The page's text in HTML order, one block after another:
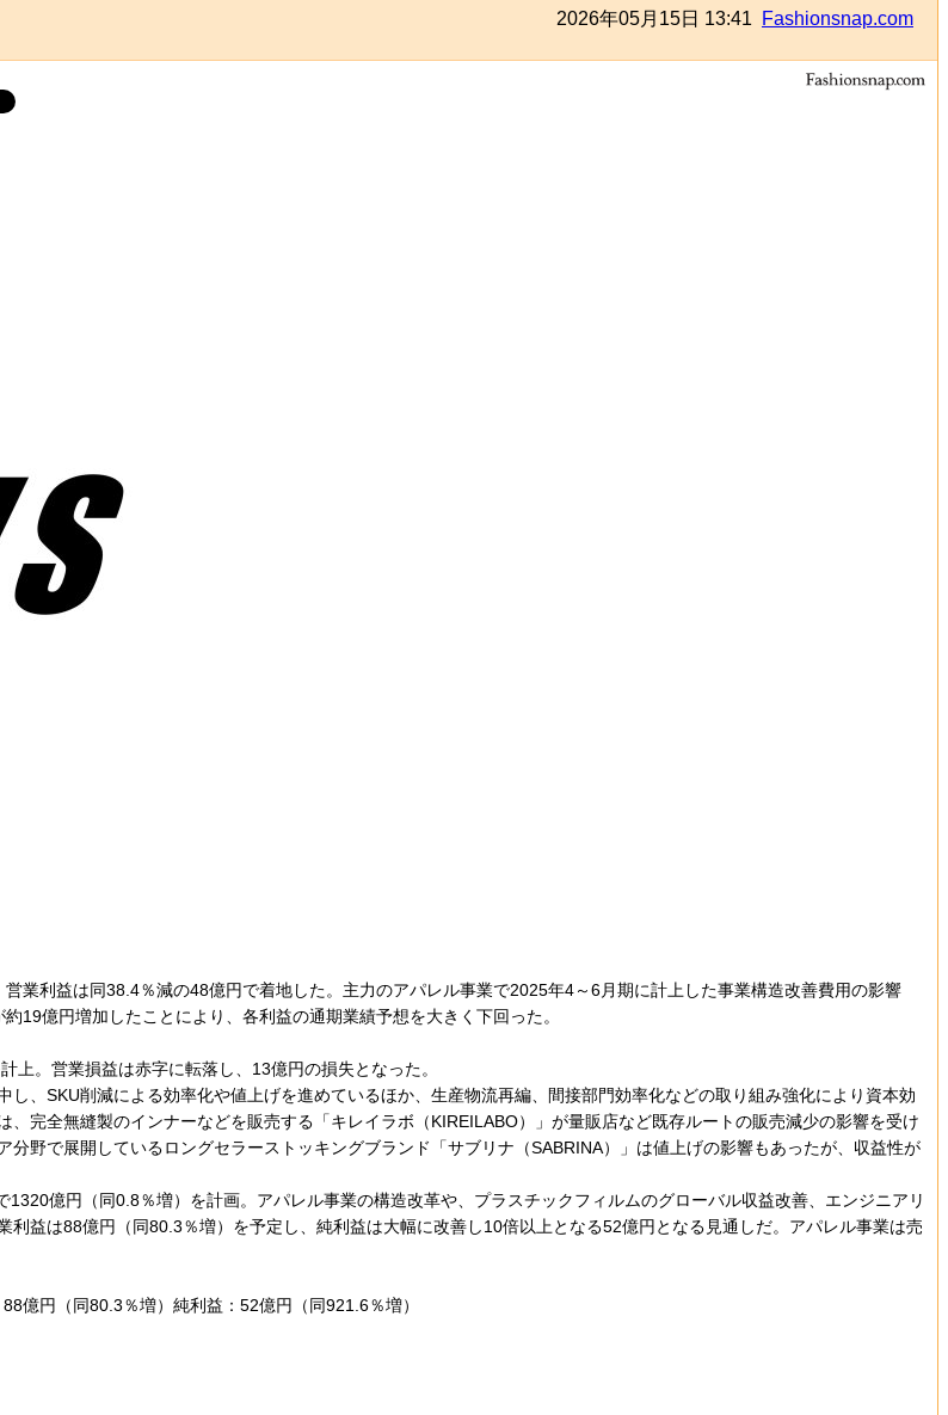
2026年05月15日 13:41 Fashionsnap.com
利益は同38.4％減の48億円で着地した。主力のアパレル事業で2025年4～6月期に計上した事業構造改善費用の影響
19億円増加したことにより、各利益の通期業績予想を大きく下回った。
。営業損益は赤字に転落し、13億円の損失となった。
、SKU削減による効率化や値上げを進めているほか、生産物流再編、間接部門効率化などの取り組み強化により資本効
完全無縫製のインナーなどを販売する「キレイラボ（KIREILABO）」が量販店など既存ルートの販売減少の影響を受け
野で展開しているロングセラーストッキングブランド「サブリナ（SABRINA）」は値上げの影響もあったが、収益性が
億円（同0.8％増）を計画。アパレル事業の構造改革や、プラスチックフィルムのグローバル収益改善、エンジニアリ
益は88億円（同80.3％増）を予定し、純利益は大幅に改善し10倍以上となる52億円となる見通しだ。アパレル事業は売
億円（同80.3％増）純利益：52億円（同921.6％増）